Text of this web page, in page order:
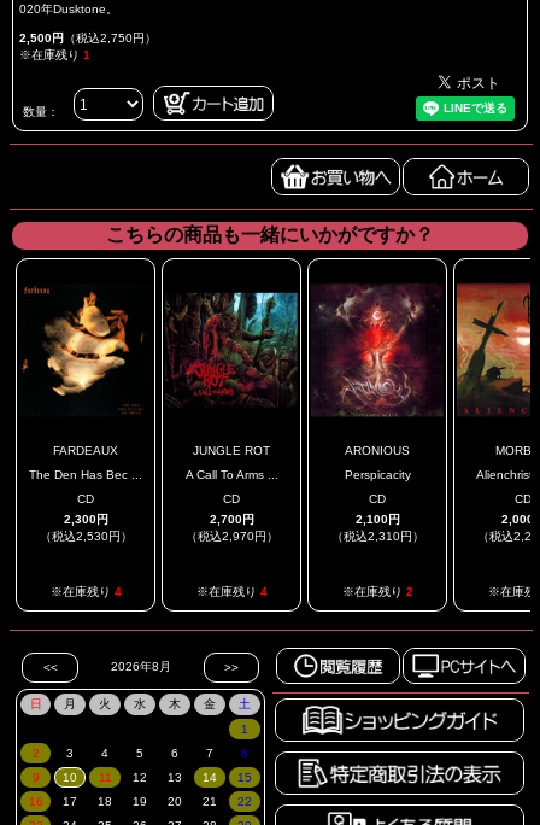
020年Dusktone。
2,500円 （税込2,750円）
※在庫残り 1
数量：
こちらの商品も一緒にいかがですか？
FARDEAUX
The Den Has Bec ...
CD
2,300円
（税込2,530円）
※在庫残り 4
JUNGLE ROT
A Call To Arms ...
CD
2,700円
（税込2,970円）
※在庫残り 4
ARONIOUS
Perspicacity
CD
2,100円
（税込2,310円）
※在庫残り 2
Alienchrist
CD
2,000
（税込
※在庫残